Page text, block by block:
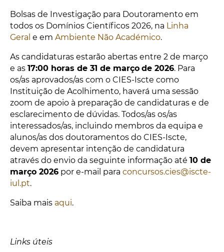
Bolsas de Investigação para Doutoramento em
todos os Domínios Científicos 2026, na Linha
Geral e em Ambiente Não Académico.
As candidaturas estarão abertas entre 2 de março
e as 17:00 horas de 31 de março de 2026. Para
os/as aprovados/as com o CIES-Iscte como
Instituição de Acolhimento, haverá uma sessão
zoom de apoio à preparação de candidaturas e de
esclarecimento de dúvidas. Todos/as os/as
interessados/as, incluindo membros da equipa e
alunos/as dos doutoramentos do CIES-Iscte,
devem apresentar intenção de candidatura
através do envio da seguinte informação até 10 de
março 2026 por e-mail para concursos.cies@iscte-
iul.pt.
Saiba mais aqui.
Links úteis